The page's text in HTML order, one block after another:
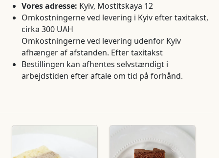
Vores adresse: Kyiv, Mostitskaya 12
Omkostningerne ved levering i Kyiv efter taxitakst,
cirka 300 UAH
Omkostningerne ved levering udenfor Kyiv
afhænger af afstanden. Efter taxitakst
Bestillingen kan afhentes selvstændigt i
arbejdstiden efter aftale om tid på forhånd.